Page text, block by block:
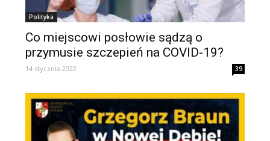
Polityka
Co miejscowi posłowie sądzą o
przymusie szczepień na COVID-19?
14 stycznia 2022 39